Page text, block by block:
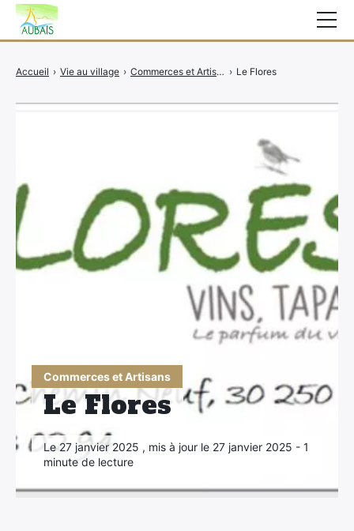
Commerces et Artisans
Le Flores
Le 27 janvier 2025 , mis à jour le 27 janvier 2025 - 1
minute de lecture
Accueil › Vie au village › Commerces et Artisans › Le Flores
Services
Elections
CCAS
Contact